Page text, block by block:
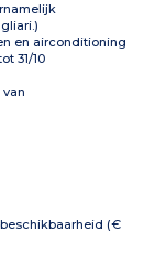
en airconditioning
31/10
(€